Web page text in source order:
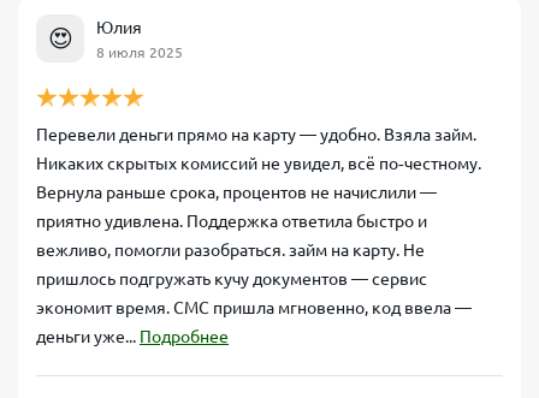
😍 Юлия
8 июля 2025
Перевели деньги прямо на карту — удобно. Взяла займ.
Никаких скрытых комиссий не увидел, всё по‑честному.
Вернула раньше срока, процентов не начислили —
приятно удивлена. Поддержка ответила быстро и
вежливо, помогли разобраться. займ на карту. Не
пришлось подгружать кучу документов — сервис
экономит время. СМС пришла мгновенно, код ввела —
деньги уже... Подробнее